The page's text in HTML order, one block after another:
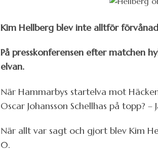
Kim Hellberg blev inte alltför
På presskonferensen efter matchen
elvan.
När Hammarbys startelva mot
Oscar Johansson Schellhas på topp? –
När allt var sagt och gjort blev Kim
0.